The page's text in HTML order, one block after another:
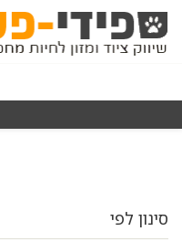
סינון לפי